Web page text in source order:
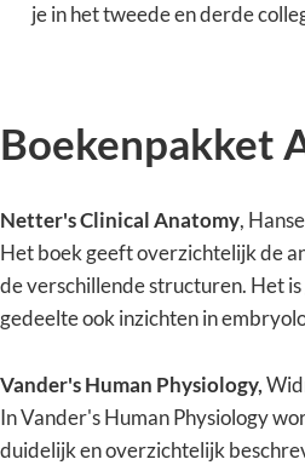
je in het tweede en derde
Boekenpakket
Netter's Clinical Anatomy,
Het boek geeft overzichtelijk de
de verschillende structuren. Het
gedeelte ook inzichten in
Vander's Human Physiology,
In Vander's Human Physiology
duidelijk en overzichtelijk